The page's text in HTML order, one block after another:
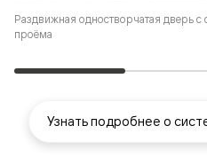
Раздвижная одностворчатая дверь
проёма
Узнать подробнее о